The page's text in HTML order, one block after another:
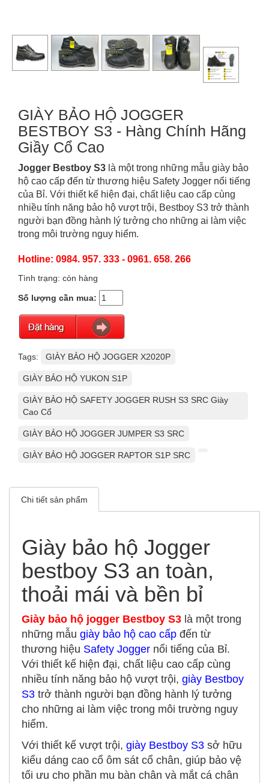
GIÀY BẢO HỘ JOGGER
BESTBOY S3 - Hàng Chính Hãng
Giầy Cổ Cao
Jogger Bestboy S3 là một trong những mẫu giày bảo
hộ cao cấp đến từ thương hiệu Safety Jogger nổi tiếng
của Bỉ. Với thiết kế hiện đại, chất liệu cao cấp cùng
nhiều tính năng bảo hộ vượt trội, Bestboy S3 trở thành
người bạn đồng hành lý tưởng cho những ai làm việc
trong môi trường nguy hiểm.
Hotline: 0984. 957. 333 - 0961. 658. 266
Tình trạng: còn hàng
Số lượng cần mua:
Tags: GIÀY BẢO HỘ JOGGER X2020P
GIÀY BẢO HỘ YUKON S1P
GIÀY BẢO HỘ SAFETY JOGGER RUSH S3 SRC Giày
Cao Cổ
GIÀY BẢO HỘ JOGGER JUMPER S3 SRC
GIÀY BẢO HỘ JOGGER RAPTOR S1P SRC
Chi tiết sản phẩm
Giày bảo hộ Jogger
bestboy S3 an toàn,
thoải mái và bền bỉ
Giày bảo hộ jogger Bestboy S3 là một trong
những mẫu giày bảo hộ cao cấp đến từ
thương hiệu Safety Jogger nổi tiếng của Bỉ.
Với thiết kế hiện đại, chất liệu cao cấp cùng
nhiều tính năng bảo hộ vượt trội, giày Bestboy
S3 trở thành người bạn đồng hành lý tưởng
cho những ai làm việc trong môi trường nguy
hiểm.
Với thiết kế vượt trội, giày Bestboy S3 sở hữu
kiểu dáng cao cổ ôm sát cổ chân, giúp bảo vệ
tối ưu cho phần mu bàn chân và mắt cá chân